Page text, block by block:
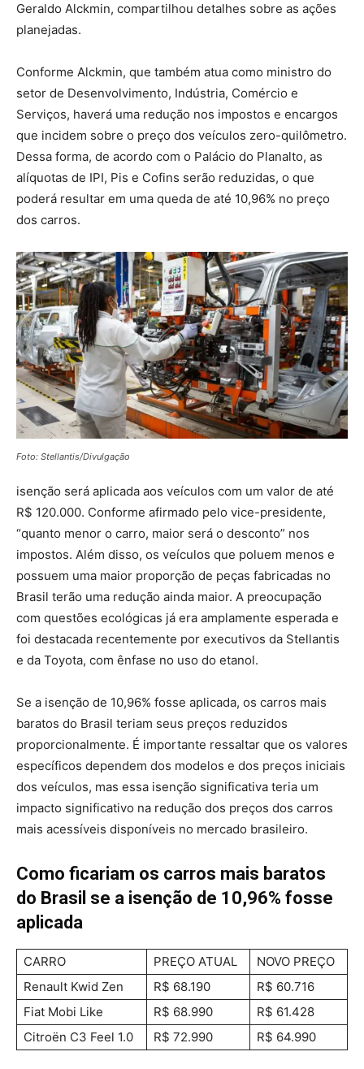
Geraldo Alckmin, compartilhou detalhes sobre as ações
planejadas.
Conforme Alckmin, que também atua como ministro do
setor de Desenvolvimento, Indústria, Comércio e
Serviços, haverá uma redução nos impostos e encargos
que incidem sobre o preço dos veículos zero-quilômetro.
Dessa forma, de acordo com o Palácio do Planalto, as
alíquotas de IPI, Pis e Cofins serão reduzidas, o que
poderá resultar em uma queda de até 10,96% no preço
dos carros.
Foto: Stellantis/Divulgação
isenção será aplicada aos veículos com um valor de até
R$ 120.000. Conforme afirmado pelo vice-presidente,
“quanto menor o carro, maior será o desconto” nos
impostos. Além disso, os veículos que poluem menos e
possuem uma maior proporção de peças fabricadas no
Brasil terão uma redução ainda maior. A preocupação
com questões ecológicas já era amplamente esperada e
foi destacada recentemente por executivos da Stellantis
e da Toyota, com ênfase no uso do etanol.
Se a isenção de 10,96% fosse aplicada, os carros mais
baratos do Brasil teriam seus preços reduzidos
proporcionalmente. É importante ressaltar que os valores
específicos dependem dos modelos e dos preços iniciais
dos veículos, mas essa isenção significativa teria um
impacto significativo na redução dos preços dos carros
mais acessíveis disponíveis no mercado brasileiro.
Como ficariam os carros mais baratos
do Brasil se a isenção de 10,96% fosse
aplicada
CARRO PREÇO ATUAL
NOVO PREÇO
Renault Kwid Zen
R$ 68.190
R$ 60.716
Fiat Mobi Like
R$ 68.990
R$ 61.428
Citroën C3 Feel 1.0
R$ 72.990 R$ 64.990